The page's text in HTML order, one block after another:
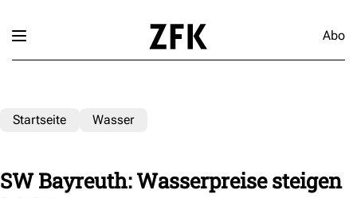
Abo
Startseite Wasser
SW Bayreuth: Wasserpreise steigen